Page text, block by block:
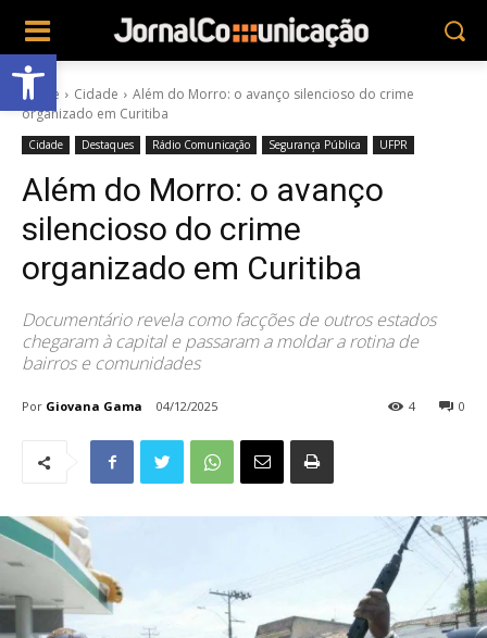
Abrir a barra de ferramentas
Home Cidade
Além do Morro: o avanço silencioso do crime
organizado em Curitiba
Cidade Destaques Rádio Comunicação Segurança Pública UFPR
Além do Morro: o avanço
silencioso do crime
organizado em Curitiba
Documentário revela como facções de outros estados
chegaram à capital e passaram a moldar a rotina de
bairros e comunidades
Por Giovana Gama 04/12/2025 0
4